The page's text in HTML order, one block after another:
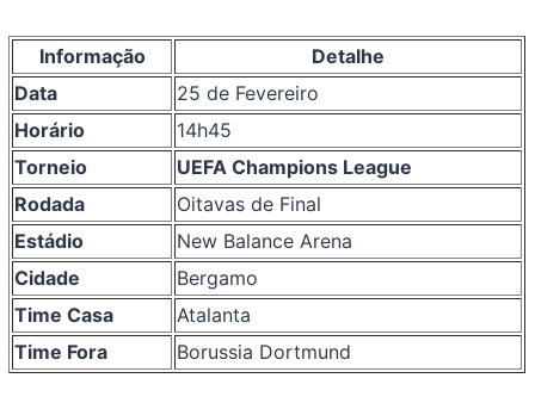
Informação
Detalhe
Data
25 de Fevereiro
Horário
14h45
Torneio
UEFA Champions League
Rodada
Oitavas de Final
Estádio
New Balance Arena
Cidade
Bergamo
Time Casa
Atalanta
Time Fora
Borussia Dortmund